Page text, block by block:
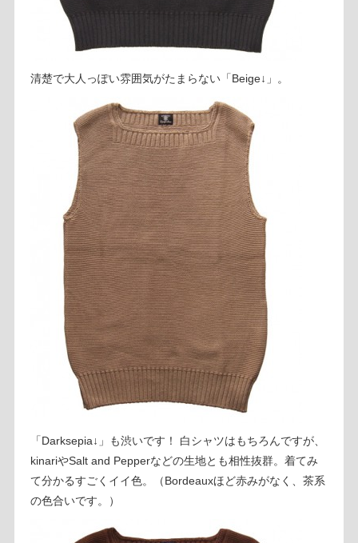
清楚で大人っぽい雰囲気がたまらない「Beige↓」。
「Darksepia↓」も渋いです！ 白シャツはもちろんですが、
kinariやSalt and Pepperなどの生地とも相性抜群。着てみ
て分かるすごくイイ色。（Bordeauxほど赤みがなく、茶系
の色合いです。）